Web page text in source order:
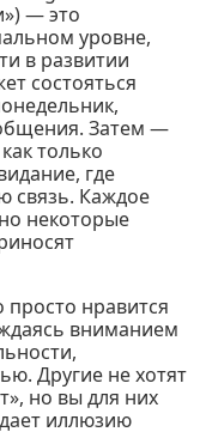
— это
уровне,
в развитии
состояться
Затем —
только
где
связь. Каждое
некоторые
просто нравится
вниманием
Другие не хотят
но вы для них
иллюзию